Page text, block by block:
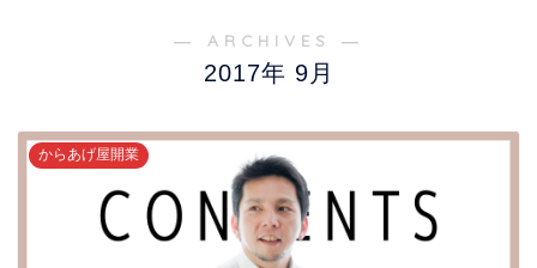
― ARCHIVES ―
2017年 9月
からあげ屋開業